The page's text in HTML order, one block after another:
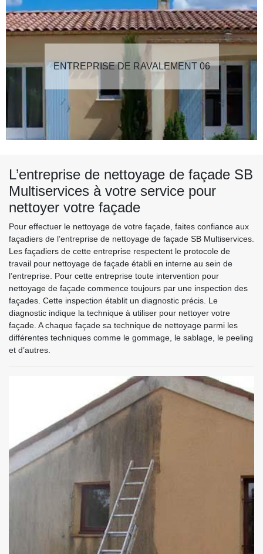
ENTREPRISE DE RAVALEMENT 06
L’entreprise de nettoyage de façade SB
Multiservices à votre service pour
nettoyer votre façade
Pour effectuer le nettoyage de votre façade, faites confiance aux
façadiers de l’entreprise de nettoyage de façade SB Multiservices.
Les façadiers de cette entreprise respectent le protocole de
travail pour nettoyage de façade établi en interne au sein de
l’entreprise. Pour cette entreprise toute intervention pour
nettoyage de façade commence toujours par une inspection des
façades. Cette inspection établit un diagnostic précis. Le
diagnostic indique la technique à utiliser pour nettoyer votre
façade. A chaque façade sa technique de nettoyage parmi les
différentes techniques comme le gommage, le sablage, le peeling
et d’autres.